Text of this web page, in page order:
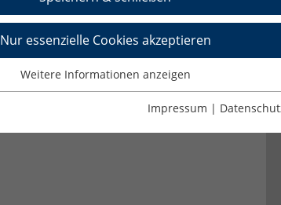
Nur essenzielle Cookies akzeptieren
Weitere Informationen anzeigen
Impressum |